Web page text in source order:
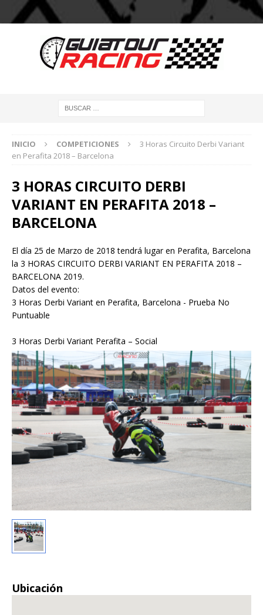
INICIO COMPETICIONES
3 Horas Circuito Derbi Variant
en Perafita 2018 – Barcelona
3 HORAS CIRCUITO DERBI
VARIANT EN PERAFITA 2018 –
BARCELONA
El día 25 de Marzo de 2018 tendrá lugar en Perafita, Barcelona
la 3 HORAS CIRCUITO DERBI VARIANT EN PERAFITA 2018 –
BARCELONA 2019.
Datos del evento:
3 Horas Derbi Variant en Perafita, Barcelona - Prueba No
Puntuable
3 Horas Derbi Variant Perafita – Social
Ubicación